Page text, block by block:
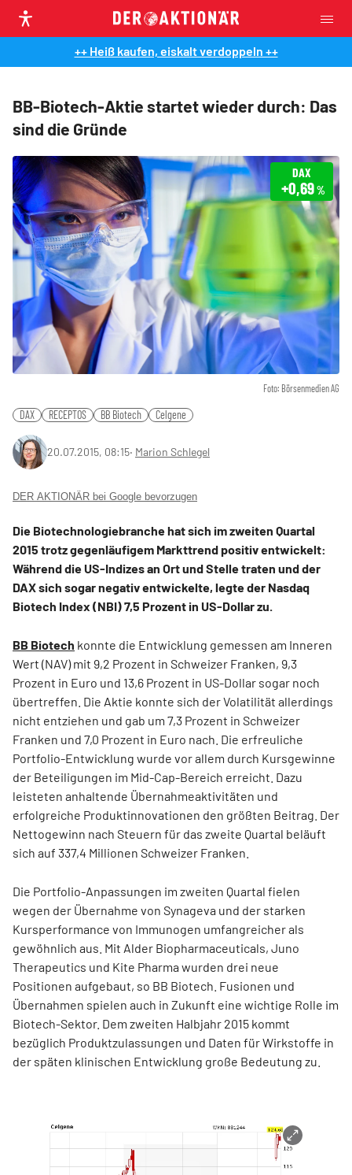
++ Heiß kaufen, eiskalt verdoppeln ++
BB-Biotech-Aktie startet wieder durch: Das
sind die Gründe
Foto: Börsenmedien AG
DAX
+0,69%
DAX RECEPTOS BB Biotech Celgene
20.07.2015, 08:15‧ Marion Schlegel
DER AKTIONÄR bei Google bevorzugen
Die Biotechnologiebranche hat sich im zweiten Quartal
2015 trotz gegenläufigem Markttrend positiv entwickelt:
Während die US-Indizes an Ort und Stelle traten und der
DAX sich sogar negativ entwickelte, legte der Nasdaq
Biotech Index (NBI) 7,5 Prozent in US-Dollar zu.
BB Biotech konnte die Entwicklung gemessen am Inneren
Wert (NAV) mit 9,2 Prozent in Schweizer Franken, 9,3
Prozent in Euro und 13,6 Prozent in US-Dollar sogar noch
übertreffen. Die Aktie konnte sich der Volatilität allerdings
nicht entziehen und gab um 7,3 Prozent in Schweizer
Franken und 7,0 Prozent in Euro nach. Die erfreuliche
Portfolio-Entwicklung wurde vor allem durch Kursgewinne
der Beteiligungen im Mid-Cap-Bereich erreicht. Dazu
leisteten anhaltende Übernahmeaktivitäten und
erfolgreiche Produktinnovationen den größten Beitrag. Der
Nettogewinn nach Steuern für das zweite Quartal beläuft
sich auf 337,4 Millionen Schweizer Franken.
Die Portfolio-Anpassungen im zweiten Quartal fielen
wegen der Übernahme von Synageva und der starken
Kursperformance von Immunogen umfangreicher als
gewöhnlich aus. Mit Alder Biopharmaceuticals, Juno
Therapeutics und Kite Pharma wurden drei neue
Positionen aufgebaut, so BB Biotech. Fusionen und
Übernahmen spielen auch in Zukunft eine wichtige Rolle im
Biotech-Sektor. Dem zweiten Halbjahr 2015 kommt
bezüglich Produktzulassungen und Daten für Wirkstoffe in
der späten klinischen Entwicklung große Bedeutung zu.